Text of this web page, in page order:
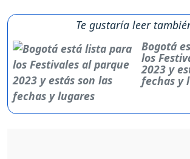
Te gustaría leer
Bogotá
los
2023 y
fechas y